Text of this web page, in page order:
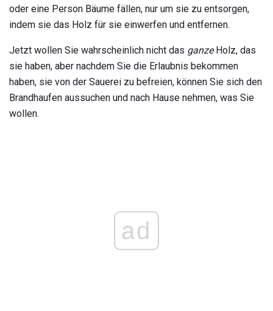
oder eine Person Bäume fällen, nur um sie zu entsorgen,
indem sie das Holz für sie einwerfen und entfernen.
Jetzt wollen Sie wahrscheinlich nicht das ganzeHolz, das
sie haben, aber nachdem Sie die Erlaubnis bekommen
haben, sie von der Sauerei zu befreien, können Sie sich den
Brandhaufen aussuchen und nach Hause nehmen, was Sie
wollen.
ad